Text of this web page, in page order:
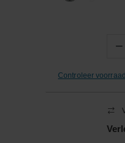
−
Controleer voorraad